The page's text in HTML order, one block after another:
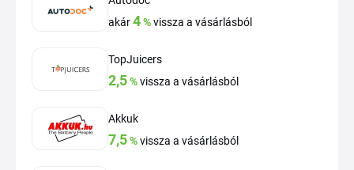
akár4%vissza a vásárlásból
TopJuicers
2,5%vissza a vásárlásból
Akkuk
7,5%vissza a vásárlásból